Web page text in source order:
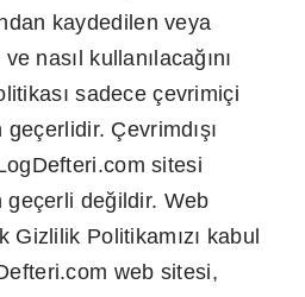
kaydedilen veya
nasıl kullanılacağını
sadece çevrimiçi
Çevrimdışı
sitesi
geçerli değildir. Web
Politikamızı kabul
web sitesi,